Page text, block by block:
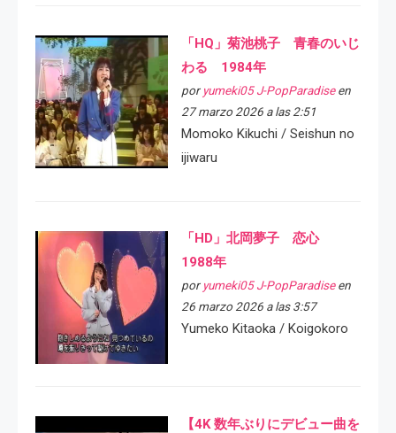
「HQ」菊池桃子 青春のいじ
わる 1984年
por yumeki05 J-PopParadiseen
27 marzo 2026 a las 2:51
Momoko Kikuchi / Seishun no
ijiwaru
「HD」北岡夢子 恋心
1988年
por yumeki05 J-PopParadiseen
26 marzo 2026 a las 3:57
Yumeko Kitaoka / Koigokoro
【4K 数年ぶりにデビュー曲を